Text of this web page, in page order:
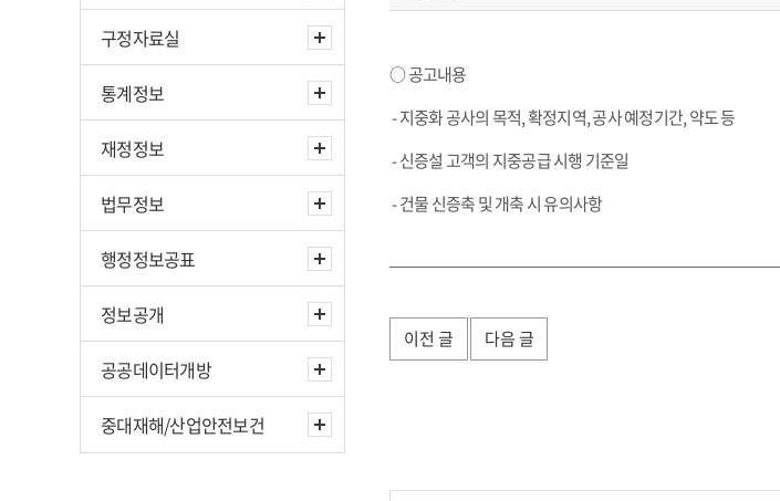
구정자료실
통계정보
재정정보
법무정보
행정정보공표
정보공개
공공데이터개방
중대재해/산업안전보건
○ 공고내용
- 지중화 공사의 목적, 확정지역, 공사 예정기간, 약도 등
- 신증설 고객의 지중공급 시행 기준일
- 건물 신증축 및 개축 시 유의사항
이전 글 다음 글